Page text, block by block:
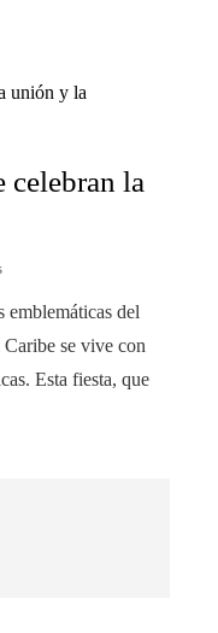
celebran la
emblemáticas del
se vive con
Esta fiesta, que